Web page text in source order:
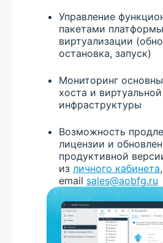
Управление
пакетами платформы
виртуализации
остановка, запуск)
Мониторинг
хоста и виртуальной
инфраструктуры
Возможность
лицензии и
продуктивной
из личного кабинета
email sales@aobfg.ru